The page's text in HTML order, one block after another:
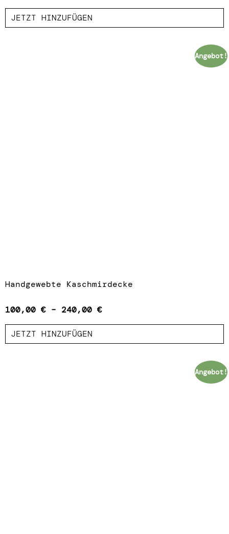
JETZT HINZUFÜGEN
Angebot!
Handgewebte Kaschmirdecke
100,00 € – 240,00 €
JETZT HINZUFÜGEN
Angebot!